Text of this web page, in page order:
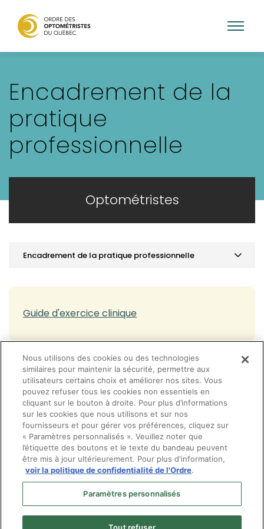
contenu
Encadrement de la
pratique
professionnelle
Optométristes
Encadrement de la pratique professionnelle
Encadrement de la pratique professionnelle
Guide d'exercice clinique
Législation, réglementation et lignes directrices
Formation continue
Inspection professionnelle
Exercice en société
Questions fréquentes: droits du patient et obligations
professionnelles
(opens in a new tab)
Guide d'exercice clinique
(opens in a new tab)
Législation, réglementation et lignes
directrices
Nous utilisons des cookies ou des technologies
similaires pour maintenir la sécurité, permettre aux
utilisateurs certains choix et améliorer nos sites. Vous
pouvez refuser tous les cookies non essentiels en
cliquant sur le bouton à droite. Pour plus d’informations
sur les cookies que nous utilisons et sur nos
fournisseurs et pour gérer vos préférences, cliquez sur
« Paramètres personnalisés ». Veuillez noter que
l’étiquette des boutons et le texte du bandeau peuvent
être mis à jour ultérieurement. Pour plus d'information,
voir la politique de confidentialité de l'Ordre.
Paramètres personnalisés